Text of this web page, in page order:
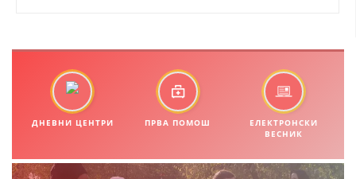
МЕНАЏМЕНТ НА ВОЛОНТЕРИ
ДЕЈСТВУВАЊЕ
ДНЕВНИ ЦЕНТРИ ПРВА ПОМОШ
ЕЛЕКТРОНСКИ
ВЕСНИК